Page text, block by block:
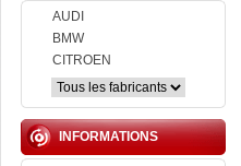
AUDI
BMW
CITROEN
INFORMATIONS